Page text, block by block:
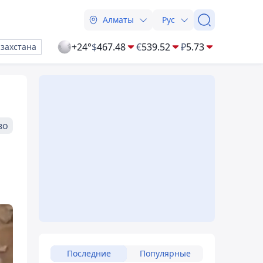
Алматы Рус
+24°$467.48 €539.52 ₽5.73
Последние Популярные